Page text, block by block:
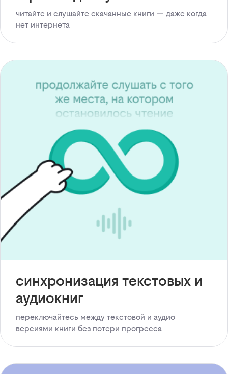
читайте и слушайте скачанные книги — даже когда
нет интернета
синхронизация текстовых и
аудиокниг
переключайтесь между текстовой и аудио
версиями книги без потери прогресса